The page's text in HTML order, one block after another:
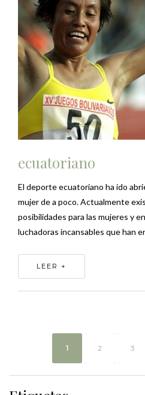
ecuatoriano
El deporte ecuatoriano ha ido
mujer de a poco. Actualmente
posibilidades para las mujeres y
luchadoras incansables que han
LEER +
1 2 3